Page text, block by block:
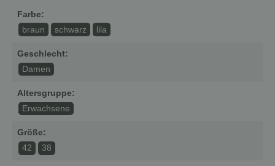
Farbe:
braun schwarz lila
Geschlecht:
Damen
Altersgruppe:
Erwachsene
Größe:
42 38